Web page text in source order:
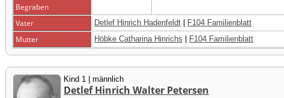
Begraben
Vater
Detlef Hinrich Hadenfeldt F104 Familienblatt
Mutter Höbke Catharina Hinrichs F104 Familienblatt
Kind 1 | männlich
Detlef Hinrich Walter Petersen